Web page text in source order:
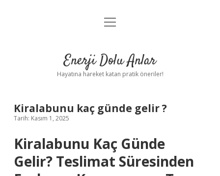
Anasayfa
Yasal Uyarı
menüyü
Enerji Dolu Anlar
Hayatına hareket katan pratik öneriler!
Kiralabunu kaç günde gelir ?
Tarih: Kasım 1, 2025
Kiralabunu Kaç Günde
Gelir? Teslimat Süresinden